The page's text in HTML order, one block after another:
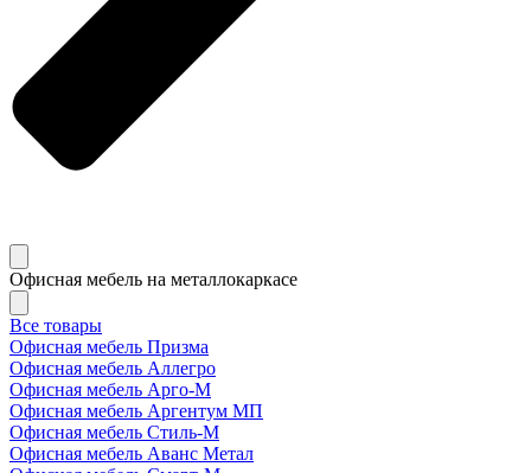
Офисная мебель на металлокаркасе
Все товары
Офисная мебель Призма
Офисная мебель Аллегро
Офисная мебель Арго-М
Офисная мебель Аргентум МП
Офисная мебель Стиль-М
Офисная мебель Аванс Метал